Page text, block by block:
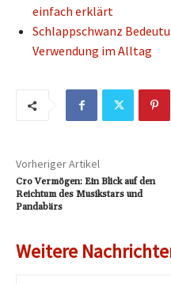
einfach erklärt
Schlappschwanz
Verwendung im Alltag
Vorheriger Artikel
Cro Vermögen: Ein Blick auf den
Reichtum des Musikstars und
Pandabärs
Weitere